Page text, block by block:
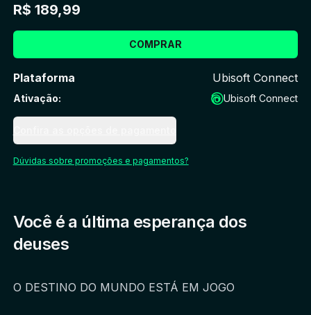
R$ 189,99
COMPRAR
Plataforma Ubisoft Connect
Ativação: Ubisoft Connect
Dúvidas sobre promoções e pagamentos?
Você é a última esperança dos
deuses
O DESTINO DO MUNDO ESTÁ EM JOGO